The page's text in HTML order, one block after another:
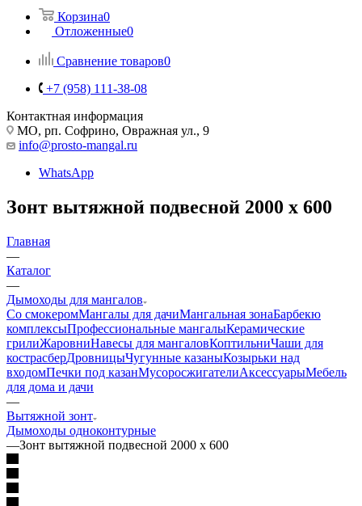
Корзина0
Отложенные0
Сравнение товаров0
+7 (958) 111-38-08
Контактная информация
МО, рп. Софрино, Овражная ул., 9
info@prosto-mangal.ru
WhatsApp
Зонт вытяжной подвесной 2000 х 600
Главная
—
Каталог
—
Дымоходы для мангалов
Со смокеромМангалы для дачиМангальная зонаБарбекю
комплексыПрофессиональные мангалыКерамические
грилиЖаровниНавесы для мангаловКоптильниЧаши для
кострасберДровницыЧугунные казаныКозырьки над
входомПечки под казанМусоросжигателиАксессуарыМебель
для дома и дачи
—
Вытяжной зонт
Дымоходы одноконтурные
—Зонт вытяжной подвесной 2000 х 600